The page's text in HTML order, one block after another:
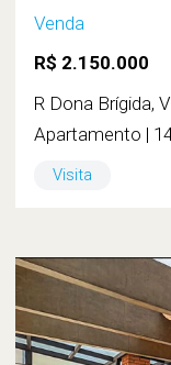
Venda
R$ 2.150.000
R Dona Brígida,
Apartamento |
Visita